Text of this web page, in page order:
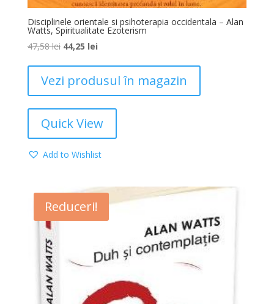
Disciplinele orientale si psihoterapia occidentala – Alan
Watts, Spiritualitate Ezoterism
47,58lei 44,25 lei
Vezi produsul în magazin
Quick View
Add to Wishlist
Reduceri!